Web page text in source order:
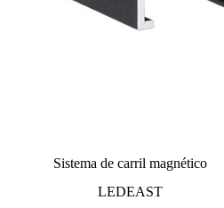
Sistema de carril magnético
LEDEAST